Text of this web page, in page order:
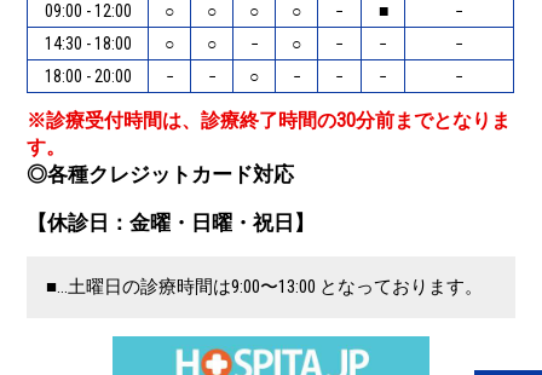
09:00 - 12:00 ○ ○ ○ ○ − ■
−
14:30 - 18:00
○ ○ − ○ − −
−
18:00 - 20:00
− − ○ − − − −
※診療受付時間は、診療終了時間の30分前までとなりま
す。
◎各種クレジットカード対応
【休診日：金曜・日曜・祝日】
■…土曜日の診療時間は9:00〜13:00 となっております。